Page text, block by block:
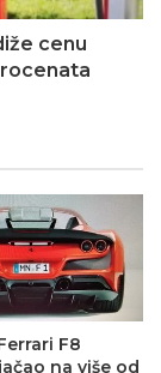
cenu
F8
na više od